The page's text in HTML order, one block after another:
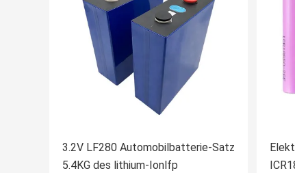
3.2V LF280 Automobilbatterie-Satz
5.4KG des lithium-Ionlfp